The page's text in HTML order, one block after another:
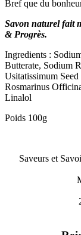
Bref que du
Savon naturel fait
& Progrès.
Ingredients :
Butterate, Sodium
Usitatissimum
Rosmarinus
Linalol
Poids 100g
Saveurs et